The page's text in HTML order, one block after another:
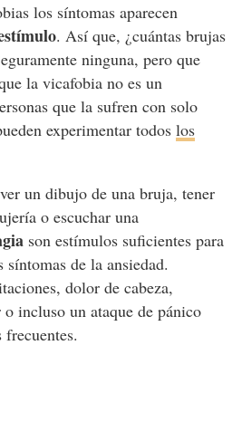
los síntomas aparecen
. Así que, ¿cuántas brujas
ninguna, pero que
la vicafobia no es un
que la sufren con solo
experimentar todos los
un dibujo de una bruja, tener
o escuchar una
son estímulos suficientes para
síntomas de la ansiedad.
dolor de cabeza,
incluso un ataque de pánico
frecuentes.